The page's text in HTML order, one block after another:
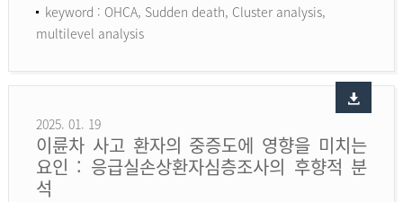
keyword : OHCA, Sudden death, Cluster analysis,
multilevel analysis
2025. 01. 19
이륜차 사고 환자의 중증도에 영향을 미치는
요인 : 응급실손상환자심층조사의 후향적 분
석